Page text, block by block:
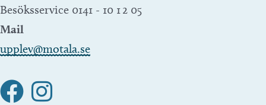
Besöksservice 0141 - 10 1 2 05
Mail
upplev@motala.se